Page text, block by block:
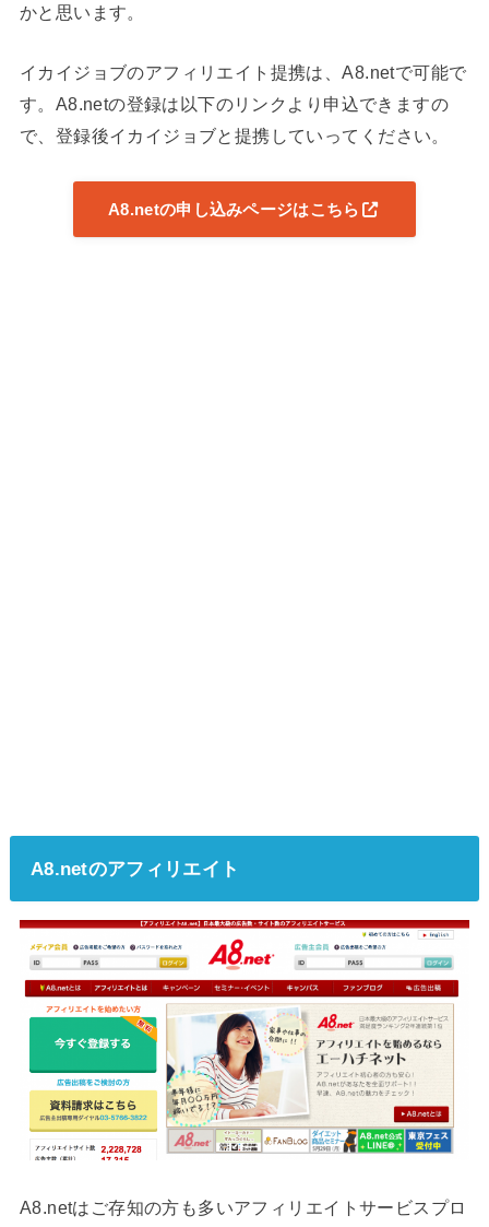
かと思います。
イカイジョブのアフィリエイト提携は、A8.netで可能で
す。A8.netの登録は以下のリンクより申込できますの
で、登録後イカイジョブと提携していってください。
A8.netの申し込みページはこちら
A8.netのアフィリエイト
A8.netはご存知の方も多いアフィリエイトサービスプロ